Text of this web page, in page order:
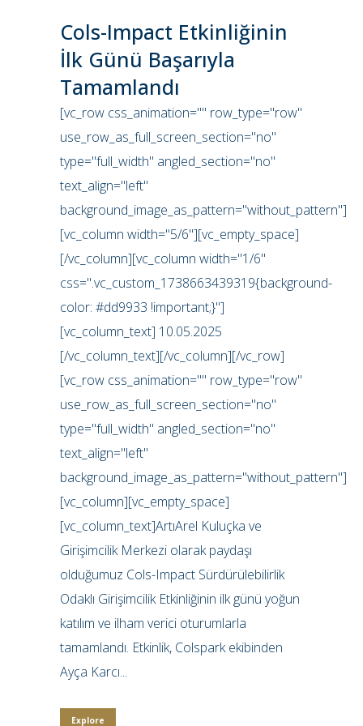
Cols-Impact Etkinliğinin
İlk Günü Başarıyla
Tamamlandı
[vc_row css_animation="" row_type="row"
use_row_as_full_screen_section="no"
type="full_width" angled_section="no"
text_align="left"
background_image_as_pattern="without_pattern"]
[vc_column width="5/6"][vc_empty_space]
[/vc_column][vc_column width="1/6"
css=".vc_custom_1738663439319{background-
color: #dd9933 !important;}"]
[vc_column_text] 10.05.2025
[/vc_column_text][/vc_column][/vc_row]
[vc_row css_animation="" row_type="row"
use_row_as_full_screen_section="no"
type="full_width" angled_section="no"
text_align="left"
background_image_as_pattern="without_pattern"]
[vc_column][vc_empty_space]
[vc_column_text]ArtıArel Kuluçka ve
Girişimcilik Merkezi olarak paydaşı
olduğumuz Cols-Impact Sürdürülebilirlik
Odaklı Girişimcilik Etkinliğinin ilk günü yoğun
katılım ve ilham verici oturumlarla
tamamlandı. Etkinlik, Colspark ekibinden
Ayça Karcı...
Explore